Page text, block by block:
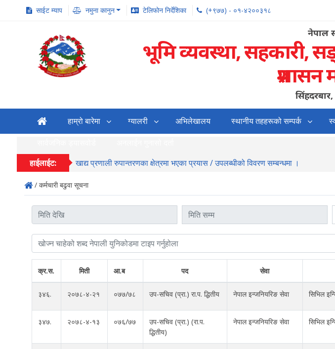
साईट म्याप नमुना कानुन टेलिफोन निर्देशिका (+९७७) - ०१-४२००३१८
नेपाल
भूमि व्यवस्था, सहकारी,
प्रशासन
हाम्रो बारेमा ग्यालरी अभिलेखालय स्थानीय तहहरूको सम्पर्क
हाईलाईट: खाद्य प्रणाली रुपान्तरणका क्षेत्रमा भएका प्रयास / उपलब्धीको विवरण सम्बन्धमा ।
/ कर्मचारी बढुवा सूचना
क्र.स. मिती आ.ब पद सेवा
३४६. २०७८-४-२१ ०७७/७८ उप-सचिव (प्रा.) रा.प. द्धितीय नेपाल इन्जनियरिङ सेवा सिभिल
३४७. २०७८-४-१३ ०७६/७७
उप-सचिव (प्रा.) (रा.प.
द्धितीय)
नेपाल इन्जनियरिङ सेवा सिभिल